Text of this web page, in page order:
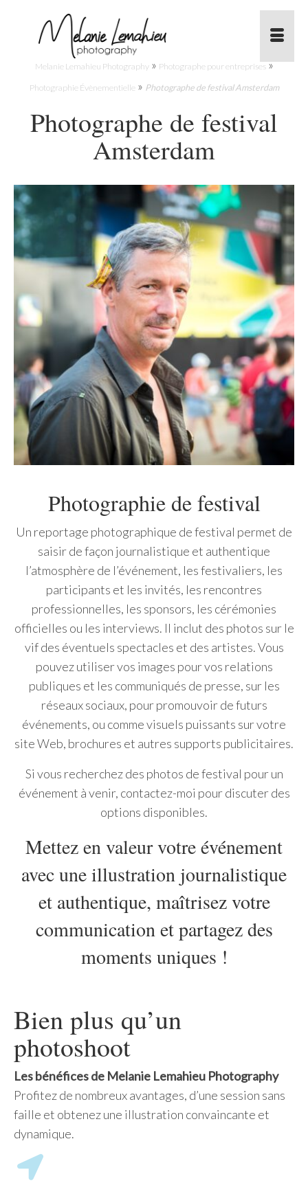
Melanie Lemahieu Photography» Photographe pour entreprises»
Photographie Évènementielle » Photographe de festival Amsterdam
Photographe de festival
Amsterdam
Photographie de festival
Un reportage photographique de festival permet de
saisir de façon journalistique et authentique
l’atmosphère de l’événement, les festivaliers, les
participants et les invités, les rencontres
professionnelles, les sponsors, les cérémonies
officielles ou les interviews. Il inclut des photos sur le
vif des éventuels spectacles et des artistes. Vous
pouvez utiliser vos images pour vos relations
publiques et les communiqués de presse, sur les
réseaux sociaux, pour promouvoir de futurs
événements, ou comme visuels puissants sur votre
site Web, brochures et autres supports publicitaires.
Si vous recherchez des photos de festival pour un
événement à venir, contactez-moi pour discuter des
options disponibles.
Mettez en valeur votre événement
avec une illustration journalistique
et authentique, maîtrisez votre
communication et partagez des
moments uniques !
Bien plus qu’un
photoshoot
Les bénéfices de Melanie Lemahieu Photography
Profitez de nombreux avantages, d’une session sans
faille et obtenez une illustration convaincante et
dynamique.